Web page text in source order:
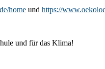
home und https://
und für das Klima!